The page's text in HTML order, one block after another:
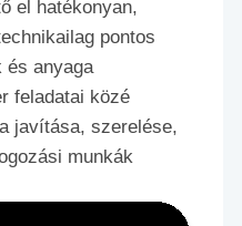
el hatékonyan,
pontos
és anyaga
feladatai közé
javítása, szerelése,
munkák